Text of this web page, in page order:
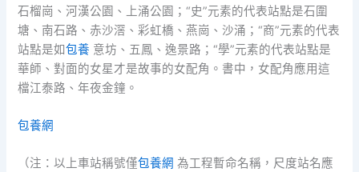
石榴崗、河漢公園、上涌公園；“史”元素的代表站點是石圍
塘、南石路、赤沙滘、彩虹橋、燕崗、沙涌；“商”元素的代表
站點是如包養 意坊、五鳳、逸景路；“學”元素的代表站點是
華師、對面的女星才是故事的女配角。書中，女配角應用這
檔江泰路、年夜金鐘。
包養網
（注：以上車站稱號僅包養網 為工程暫命名稱，尺度站名應